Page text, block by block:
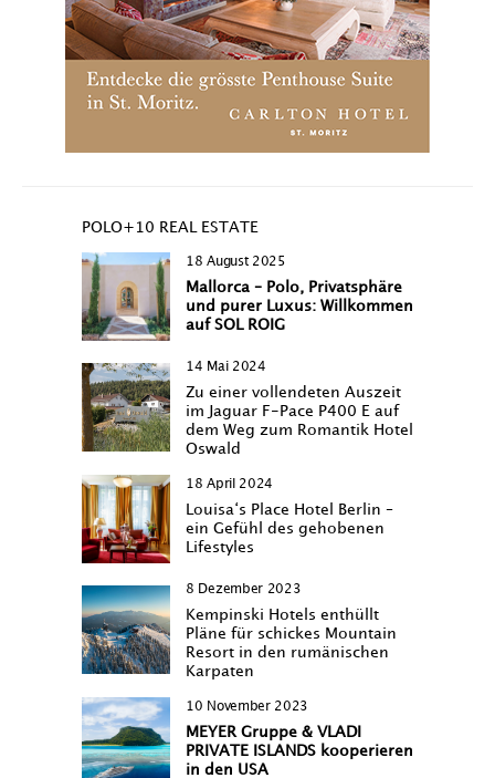
POLO+10 REAL ESTATE
18 August 2025
Mallorca – Polo, Privatsphäre
und purer Luxus: Willkommen
auf SOL ROIG
14 Mai 2024
Zu einer vollendeten Auszeit
im Jaguar F-Pace P400 E auf
dem Weg zum Romantik Hotel
Oswald
18 April 2024
Louisa‘s Place Hotel Berlin –
ein Gefühl des gehobenen
Lifestyles
8 Dezember 2023
Kempinski Hotels enthüllt
Pläne für schickes Mountain
Resort in den rumänischen
Karpaten
10 November 2023
MEYER Gruppe & VLADI
PRIVATE ISLANDS kooperieren
in den USA